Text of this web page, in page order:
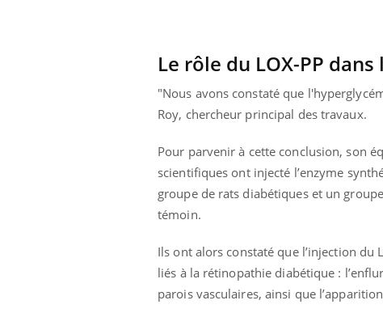
Le rôle du LOX-PP
"Nous avons constaté que
Roy, chercheur principal des travaux.
Pour parvenir à cette conclusion, son
scientifiques ont injecté l’enzyme
groupe de rats diabétiques et un
témoin.
Ils ont alors constaté que l’injection du
liés à la rétinopathie diabétique :
parois vasculaires, ainsi que
préparer pour l’été !
L'été arrive… et avec lui, un tout nouveau
rythme de vie ! Vacances, plage, piscine,
soleil, activités en plein air… Nos mains
Le
défis,